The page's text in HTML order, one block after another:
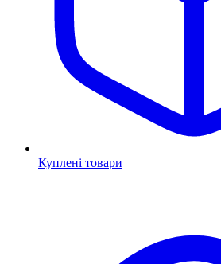
Куплені товари